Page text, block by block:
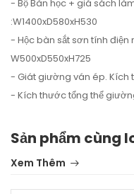
- Bộ Bàn học + giá sách
:W1400xD580xH530
- Hộc bàn sắt sơn tính điện
W500xD550xH725
- Giát giường ván ép. Kích
- Kích thước tổng thể
Sản phẩm cùng
Xem Thêm